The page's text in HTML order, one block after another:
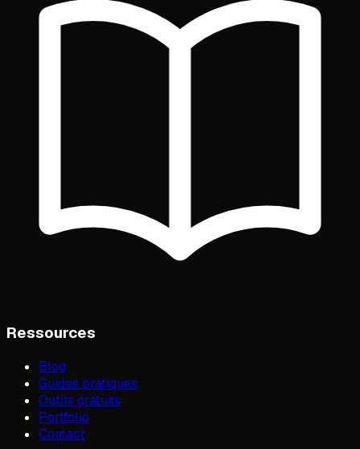
Ressources
Blog
Guides pratiques
Outils gratuits
Portfolio
Contact